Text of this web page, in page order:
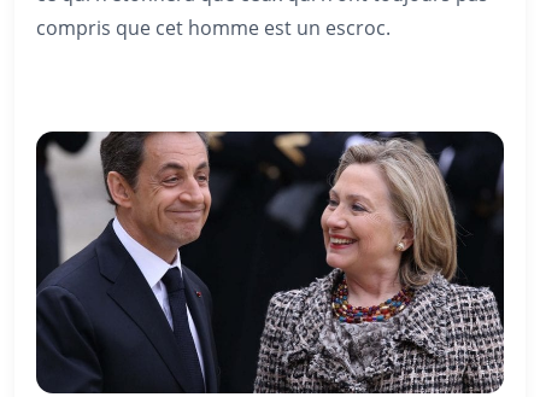
compris que cet homme est un escroc.